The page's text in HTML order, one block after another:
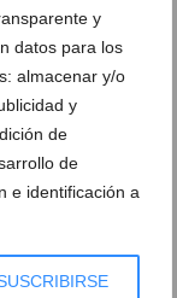
y
datos para los
almacenar y/o
y
de
de
e identificación a